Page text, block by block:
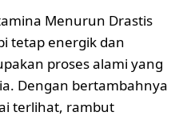
Menurun Drastis
tetap energik dan
proses alami yang
Dengan bertambahnya
terlihat, rambut